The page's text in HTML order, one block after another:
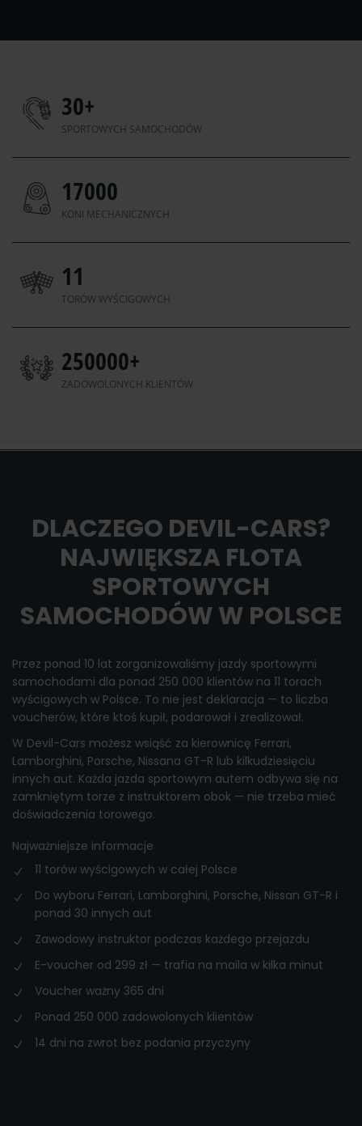
30+
SPORTOWYCH SAMOCHODÓW
17000
KONI MECHANICZNYCH
11
TORÓW WYŚCIGOWYCH
250000+
ZADOWOLONYCH KLIENTÓW
DLACZEGO DEVIL-CARS?
NAJWIĘKSZA FLOTA
SPORTOWYCH
SAMOCHODÓW W POLSCE
Przez ponad 10 lat zorganizowaliśmy jazdy sportowymi
samochodami dla ponad 250 000 klientów na 11 torach
wyścigowych w Polsce. To nie jest deklaracja — to liczba
voucherów, które ktoś kupił, podarował i zrealizował.
W Devil-Cars możesz wsiąść za kierownicę Ferrari,
Lamborghini, Porsche, Nissana GT-R lub kilkudziesięciu
innych aut. Każda jazda sportowym autem odbywa się na
zamkniętym torze z instruktorem obok — nie trzeba mieć
doświadczenia torowego.
Najważniejsze informacje
11 torów wyścigowych w całej Polsce
Do wyboru Ferrari, Lamborghini, Porsche, Nissan GT-R i
ponad 30 innych aut
Zawodowy instruktor podczas każdego przejazdu
E-voucher od 299 zł — trafia na maila w kilka minut
Voucher ważny 365 dni
Ponad 250 000 zadowolonych klientów
14 dni na zwrot bez podania przyczyny